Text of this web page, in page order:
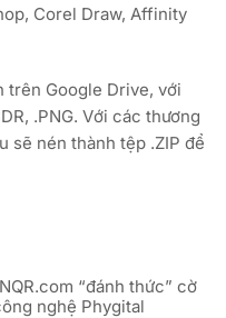
Corel Draw, Affinity
Google Drive, với
.PNG. Với các thương
sẽ nén thành tệp .ZIP để
“đánh thức” cờ
nghệ Phygital